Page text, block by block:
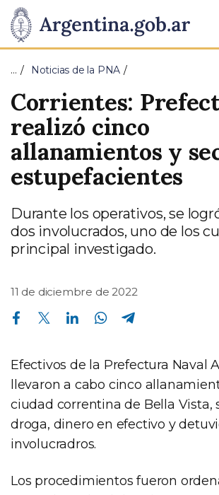
Presidencia
de
la
Nación
Pasar al contenido principal
… Noticias de la PNA
Corrientes:
realizó cinco
allanamientos y
estupefacientes
Durante los operativos, se
dos involucrados, uno de los
principal investigado.
11 de diciembre de 2022
Compartir en Facebook Compartir en Twitter Compartir en Linkedin Compartir en Whatsapp
Efectivos de la Prefectura Naval
llevaron a cabo cinco
ciudad correntina de Bella Vista,
droga, dinero en efectivo y
involucradros.
Los procedimientos fueron